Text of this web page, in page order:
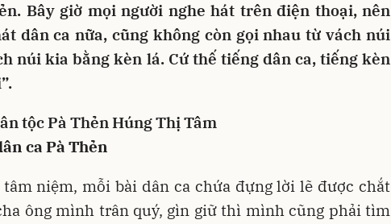
Bây giờ mọi người nghe hát trên điện thoại, nên
dân ca nữa, cũng không còn gọi nhau từ vách núi
núi kia bằng kèn lá. Cứ thế tiếng dân ca, tiếng kèn
tộc Pà Thẻn Húng Thị Tâm
ca Pà Thẻn
tâm niệm, mỗi bài dân ca chứa đựng lời lẽ được chắt
ông mình trân quý, gìn giữ thì mình cũng phải tìm